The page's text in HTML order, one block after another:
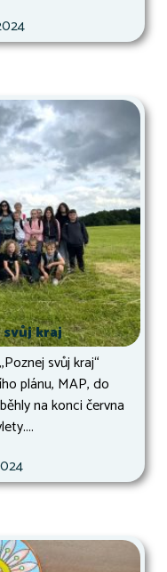
svůj kraj
svůj kraj“
plánu, MAP, do
na konci června